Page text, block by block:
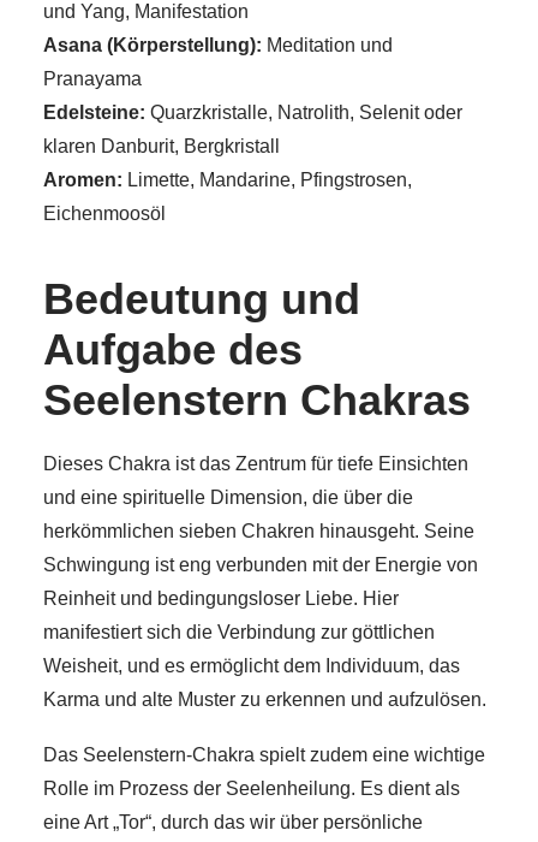
und Yang, Manifestation
Asana (Körperstellung): Meditation und
Pranayama
Edelsteine: Quarzkristalle, Natrolith, Selenit oder
klaren Danburit, Bergkristall
Aromen: Limette, Mandarine, Pfingstrosen,
Eichenmoosöl
Bedeutung und
Aufgabe des
Seelenstern Chakras
Dieses Chakra ist das Zentrum für tiefe Einsichten
und eine spirituelle Dimension, die über die
herkömmlichen sieben Chakren hinausgeht. Seine
Schwingung ist eng verbunden mit der Energie von
Reinheit und bedingungsloser Liebe. Hier
manifestiert sich die Verbindung zur göttlichen
Weisheit, und es ermöglicht dem Individuum, das
Karma und alte Muster zu erkennen und aufzulösen.
Das Seelenstern-Chakra spielt zudem eine wichtige
Rolle im Prozess der Seelenheilung. Es dient als
eine Art „Tor“, durch das wir über persönliche